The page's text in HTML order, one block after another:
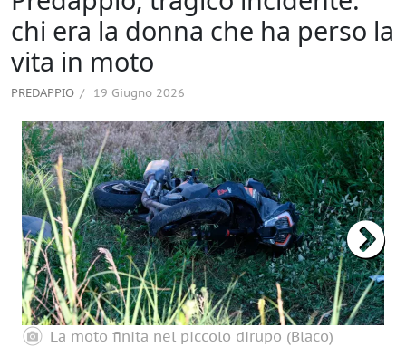
chi era la donna che ha perso la
vita in moto
PREDAPPIO 19 Giugno 2026
La moto finita nel piccolo dirupo (Blaco)